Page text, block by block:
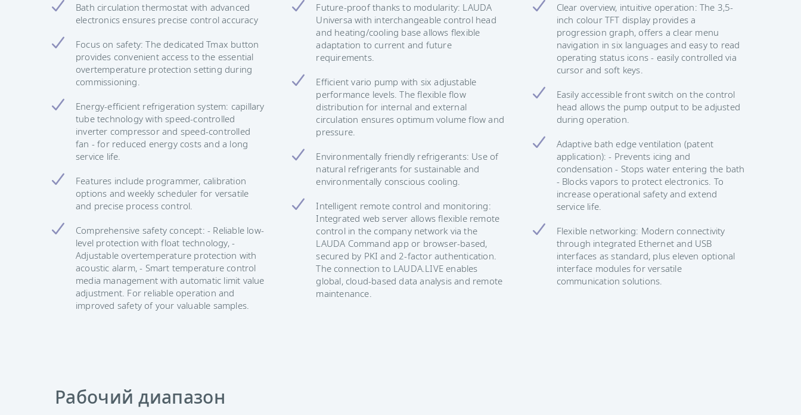
Bath circulation thermostat with advanced
electronics ensures precise control accuracy
Focus on safety: The dedicated Tmax button
provides convenient access to the essential
overtemperature protection setting during
commissioning.
Energy-efficient refrigeration system: capillary
tube technology with speed-controlled
inverter compressor and speed-controlled
fan - for reduced energy costs and a long
service life.
Features include programmer, calibration
options and weekly scheduler for versatile
and precise process control.
Comprehensive safety concept: - Reliable low-
level protection with float technology, -
Adjustable overtemperature protection with
acoustic alarm, - Smart temperature control
media management with automatic limit value
adjustment. For reliable operation and
improved safety of your valuable samples.
Future-proof thanks to modularity: LAUDA
Universa with interchangeable control head
and heating/cooling base allows flexible
adaptation to current and future
requirements.
Efficient vario pump with six adjustable
performance levels. The flexible flow
distribution for internal and external
circulation ensures optimum volume flow and
pressure.
Environmentally friendly refrigerants: Use of
natural refrigerants for sustainable and
environmentally conscious cooling.
Intelligent remote control and monitoring:
Integrated web server allows flexible remote
control in the company network via the
LAUDA Command app or browser-based,
secured by PKI and 2-factor authentication.
The connection to LAUDA.LIVE enables
global, cloud-based data analysis and remote
maintenance.
Clear overview, intuitive operation: The 3,5-
inch colour TFT display provides a
progression graph, offers a clear menu
navigation in six languages and easy to read
operating status icons - easily controlled via
cursor and soft keys.
Easily accessible front switch on the control
head allows the pump output to be adjusted
during operation.
Adaptive bath edge ventilation (patent
application): - Prevents icing and
condensation - Stops water entering the bath
- Blocks vapors to protect electronics. To
increase operational safety and extend
service life.
Flexible networking: Modern connectivity
through integrated Ethernet and USB
interfaces as standard, plus eleven optional
interface modules for versatile
communication solutions.
Рабочий диапазон